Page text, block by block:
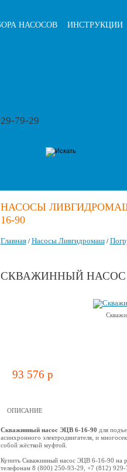
НАСОСОВ ИНСТРУКЦИИ
79-29
НАСОСЫ
16-90
Главная/ Насосы Ливгидромаш/
СКВАЖИННЫЙ НАСОС
93 576 p
ОПИСАНИЕ
Скважинный насос ЭЦВ 6-16-90 для
асинхронного электродвигателя, и
собой жёсткой муфтой.
Купить Скважинный насос ЭЦВ 6-16-90 на
телефонам 8 (800) 250-93-29, +7 (812)